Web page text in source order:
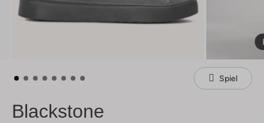
Spiel
Blackstone